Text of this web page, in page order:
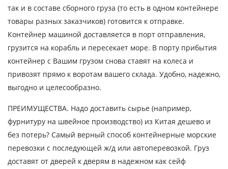
так и в составе сборного груза (то есть в одном контейнере
товары разных заказчиков) готовится к отправке.
Контейнер машиной доставляется в порт отправления,
грузится на корабль и пересекает море. В порту прибытия
контейнер с Вашим грузом снова ставят на колеса и
привозят прямо к воротам вашего склада. Удобно, надежно,
выгодно и целесообразно.
ПРЕИМУЩЕСТВА. Надо доставить сырье (например,
фурнитуру на швейное производство) из Китая дешево и
без потерь? Самый верный способ контейнерные морские
перевозки с последующей ж/д или автоперевозкой. Груз
доставят от дверей к дверям в надежном как сейф
Объем груза
Контактный телефон
E-mail
Отправляя заявку, вы соглашаетесь на
обработку персональных данных.